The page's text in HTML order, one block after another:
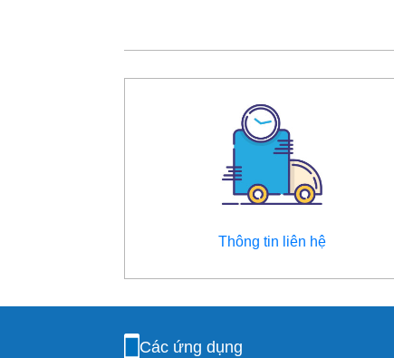
Thông tin liên hệ
Các ứng dụng